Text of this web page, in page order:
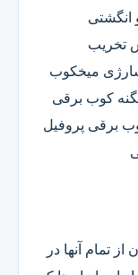
انگشتی
تخریب
میخکوب
کوب برقی
برقی پروفیل
از تمام آنها در